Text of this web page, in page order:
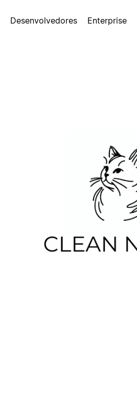
Desenvolvedores Enterprise